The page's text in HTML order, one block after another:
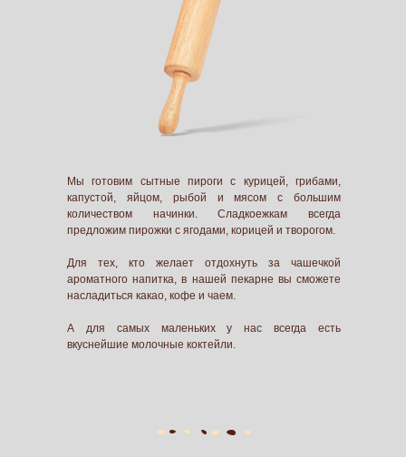
Мы готовим сытные пироги с курицей, грибами,
капустой, яйцом, рыбой и мясом с большим
количеством начинки. Сладкоежкам всегда
предложим пирожки с ягодами, корицей и творогом.
Для тех, кто желает отдохнуть за чашечкой
ароматного напитка, в нашей пекарне вы сможете
насладиться какао, кофе и чаем.
А для самых маленьких у нас всегда есть
вкуснейшие молочные коктейли.